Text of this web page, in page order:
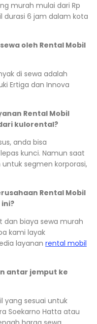
murah mulai dari Rp
durasi 6 jam dalam kota
oleh Rental Mobil
di sewa adalah
Ertiga dan Innova
Rental Mobil
kulorental?
anda bisa
kunci. Namun saat
segmen korporasi,
Rental Mobil
dan biaya sewa murah
kami layak
layanan rental mobil
antar jemput ke
yang sesuai untuk
Soekarno Hatta atau